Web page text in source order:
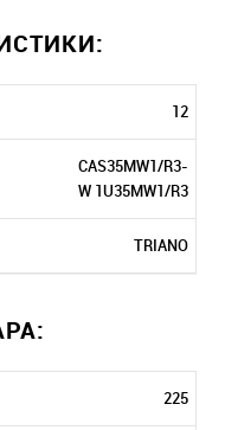
12
CAS35MW1/R3-
W 1U35MW1/R3
TRIANO
225